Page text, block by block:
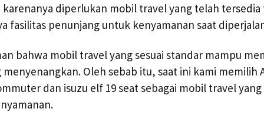
karenanya diperlukan mobil travel yang telah
fasilitas penunjang untuk kenyamanan saat
bahwa mobil travel yang sesuai standar mampu
menyenangkan. Oleh sebab itu, saat ini kami memilih
dan isuzu elf 19 seat sebagai mobil travel